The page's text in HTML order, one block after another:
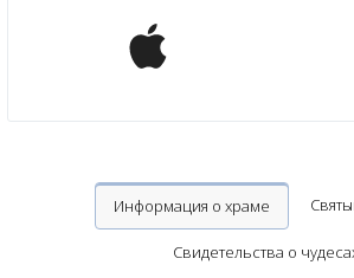
Информация о храме
Свидетельства о